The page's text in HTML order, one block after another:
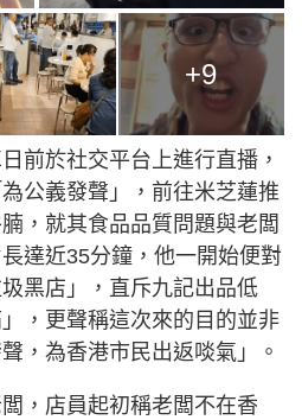
+9
前於社交平台上進行直播，
公義發聲」，前往米芝蓮推
，就其食品品質問題與老闆
達近35分鐘，他一開始便對
黑店」，直斥九記出品低
，更聲稱這次來的目的並非
，為香港市民出返啖氣」。
，店員起初稱老闆不在香